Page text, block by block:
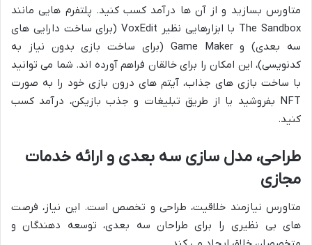
متاورس بسازید و از آن ها درآمد کسب کنید. پلتفرم هایی مانند
The Sandbox با ابزارهایی نظیر VoxEdit (برای ساخت دارایی های
سه بعدی) و Game Maker (برای ساخت بازی بدون نیاز به
کدنویسی)، این امکان را برای خالقان فراهم آورده اند. شما می توانید
با ساخت بازی های جذاب، آیتم های درون بازی خود را به صورت
NFT بفروشید یا از طریق تبلیغات و جذب بازیکن، درآمد کسب
کنید.
طراحی، مدل سازی سه بعدی و ارائه خدمات
مجازی
متاورس نیازمند خلاقیت، طراحی و تخصص است. این نیاز، فرصت
های بی نظیری را برای طراحان سه بعدی، توسعه دهندگان و